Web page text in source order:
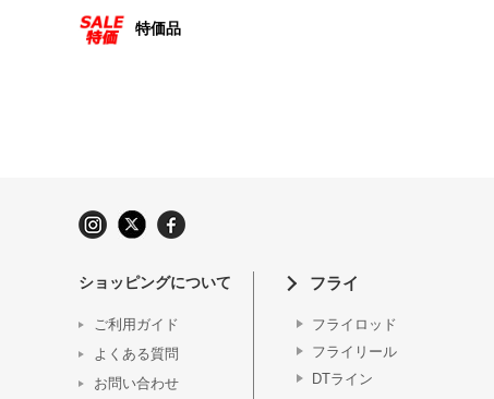
特価品
ショッピングについて
ご利用ガイド
よくある質問
お問い合わせ
フライ
フライロッド
フライリール
DTライン